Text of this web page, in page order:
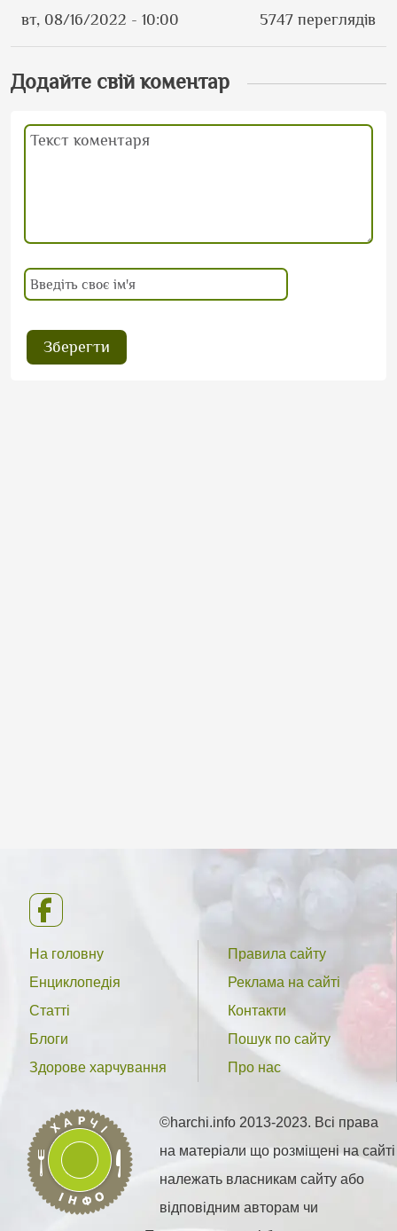
вт, 08/16/2022 - 10:00 5747 переглядів
Додайте свій коментар
На головну
Енциклопедія
Статті
Блоги
Здорове харчування
Правила сайту
Реклама на сайті
Контакти
Пошук по сайту
Про нас
©harchi.info 2013-2023. Всі права
на матеріали що розміщені на сайті
належать власникам сайту або
відповідним авторам чи